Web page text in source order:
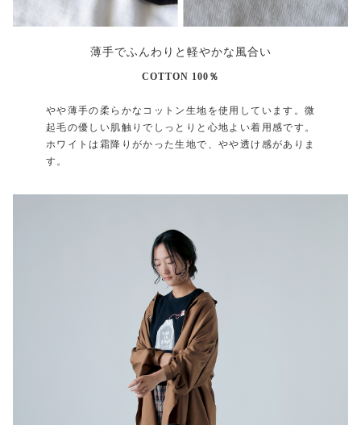
薄手でふんわりと軽やかな風合い
COTTON 100％
やや薄手の柔らかなコットン生地を使用しています。微
起毛の優しい肌触りでしっとりと心地よい着用感です。
ホワイトは霜降りがかった生地で、やや透け感がありま
す。